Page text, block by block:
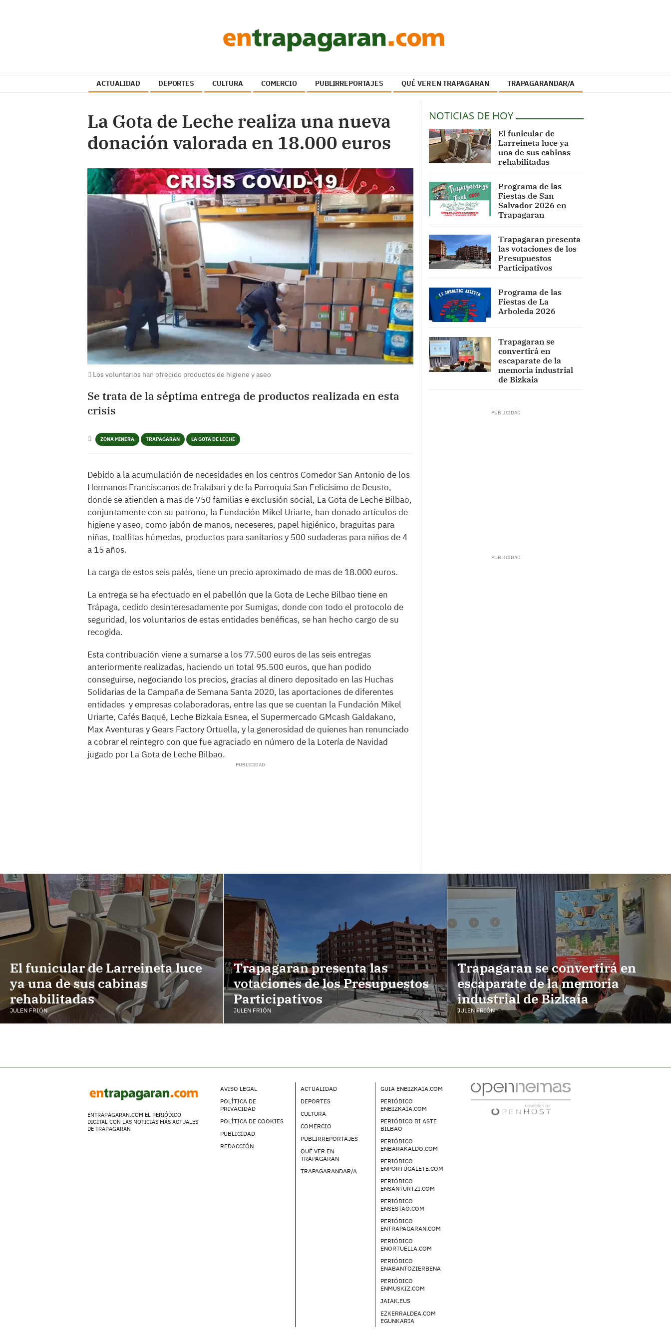
ACTUALIDAD DEPORTES CULTURA COMERCIO PUBLIRREPORTAJES QUÉ VER EN TRAPAGARAN TRAPAGARANDAR/A
La Gota de Leche realiza una nueva
donación valorada en 18.000 euros
Los voluntarios han ofrecido productos de higiene y aseo
Se trata de la séptima entrega de productos realizada en esta
crisis
ZONA MINERA TRAPAGARAN LA GOTA DE LECHE
Debido a la acumulación de necesidades en los centros Comedor San Antonio de los
Hermanos Franciscanos de Iralabari y de la Parroquia San Felicísimo de Deusto,
donde se atienden a mas de 750 familias e exclusión social, La Gota de Leche Bilbao,
conjuntamente con su patrono, la Fundación Mikel Uriarte, han donado artículos de
higiene y aseo, como jabón de manos, neceseres, papel higiénico, braguitas para
niñas, toallitas húmedas, productos para sanitarios y 500 sudaderas para niños de 4
a 15 años.
La carga de estos seis palés, tiene un precio aproximado de mas de 18.000 euros.
La entrega se ha efectuado en el pabellón que la Gota de Leche Bilbao tiene en
Trápaga, cedido desinteresadamente por Sumigas, donde con todo el protocolo de
seguridad, los voluntarios de estas entidades benéficas, se han hecho cargo de su
recogida.
Esta contribuación viene a sumarse a los 77.500 euros de las seis entregas
anteriormente realizadas, haciendo un total 95.500 euros, que han podido
conseguirse, negociando los precios, gracias al dinero depositado en las Huchas
Solidarias de la Campaña de Semana Santa 2020, las aportaciones de diferentes
entidades y empresas colaboradoras, entre las que se cuentan la Fundación Mikel
Uriarte, Cafés Baqué, Leche Bizkaia Esnea, el Supermercado GMcash Galdakano,
Max Aventuras y Gears Factory Ortuella, y la generosidad de quienes han renunciado
a cobrar el reintegro con que fue agraciado en número de la Lotería de Navidad
jugado por La Gota de Leche Bilbao.
NOTICIAS DE HOY
El funicular de
Larreineta luce ya
una de sus cabinas
rehabilitadas
Programa de las
Fiestas de San
Salvador 2026 en
Trapagaran
Trapagaran presenta
las votaciones de los
Presupuestos
Participativos
Programa de las
Fiestas de La
Arboleda 2026
Trapagaran se
convertirá en
escaparate de la
memoria industrial
de Bizkaia
El funicular de Larreineta luce
ya una de sus cabinas
rehabilitadas
JULEN FRIÓN
Trapagaran presenta las
votaciones de los Presupuestos
Participativos
JULEN FRIÓN
Trapagaran se convertirá en
escaparate de la memoria
industrial de Bizkaia
JULEN FRIÓN
ENTRAPAGARAN.COM EL PERIÓDICO
DIGITAL CON LAS NOTICIAS MÁS ACTUALES
DE TRAPAGARAN
AVISO LEGAL
POLÍTICA DE
PRIVACIDAD
POLÍTICA DE COOKIES
PUBLICIDAD
REDACCIÓN
ACTUALIDAD
DEPORTES
CULTURA
COMERCIO
PUBLIRREPORTAJES
QUÉ VER EN
TRAPAGARAN
TRAPAGARANDAR/A
GUIA ENBIZKAIA.COM
PERIÓDICO
ENBIZKAIA.COM
PERIÓDICO BI ASTE
BILBAO
PERIÓDICO
ENBARAKALDO.COM
PERIÓDICO
ENPORTUGALETE.COM
PERIÓDICO
ENSANTURTZI.COM
PERIÓDICO
ENSESTAO.COM
PERIÓDICO
ENTRAPAGARAN.COM
PERIÓDICO
ENORTUELLA.COM
PERIÓDICO
ENABANTOZIERBENA
PERIÓDICO
ENMUSKIZ.COM
JAIAK.EUS
EZKERRALDEA.COM
EGUNKARIA